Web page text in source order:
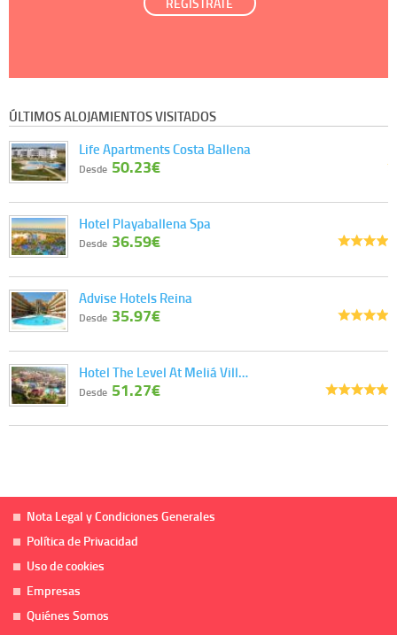
ÚLTIMOS ALOJAMIENTOS VISITADOS
Life Apartments Costa Ballena
Desde 50.23€
Hotel Playaballena Spa
Desde 36.59€
Advise Hotels Reina
Desde 35.97€
Hotel The Level At Meliá Vill…
Desde 51.27€
Nota Legal y Condiciones Generales
Política de Privacidad
Uso de cookies
Empresas
Quiénes Somos